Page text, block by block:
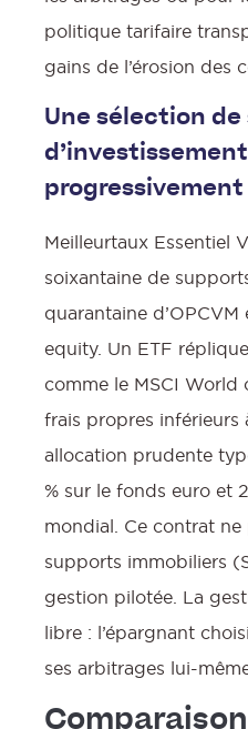
politique tarifaire
gains de l’érosion des
Une sélection
progressivement
Meilleurtaux Essentiel
soixantaine de
quarantaine
equity. Un ETF
comme le MSCI World
frais propres inférieurs
allocation prudente
% sur le fonds euro et
mondial. Ce contrat
supports immobiliers
gestion pilotée. La
libre : l’épargnant
ses arbitrages lui-